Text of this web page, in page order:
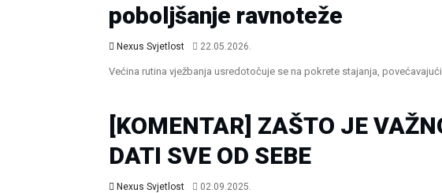
poboljšanje ravnoteže
Nexus Svjetlost 22.05.2026.
Većina rutina vježbanja usredotočuje se na pokrete stajanja,
[KOMENTAR] ZAŠTO JE
DATI SVE OD SEBE
Nexus Svjetlost 02.09.2025.